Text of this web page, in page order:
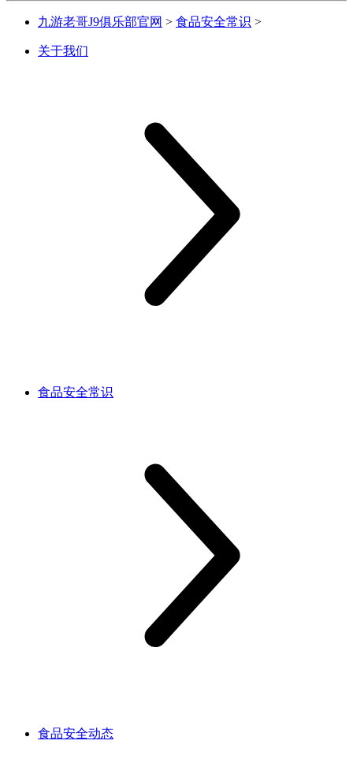
九游老哥J9俱乐部官网 > 食品安全常识 >
关于我们
食品安全常识
食品安全动态